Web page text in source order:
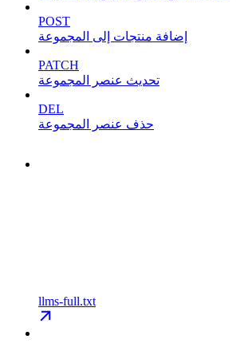
POST
إضافة منتجات إلى المجموعة
PATCH
تحديث عنصر المجموعة
DEL
حذف عنصر المجموعة
llms-full.txt